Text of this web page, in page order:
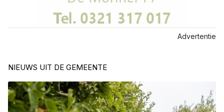
Advertentie
NIEUWS UIT DE GEMEENTE